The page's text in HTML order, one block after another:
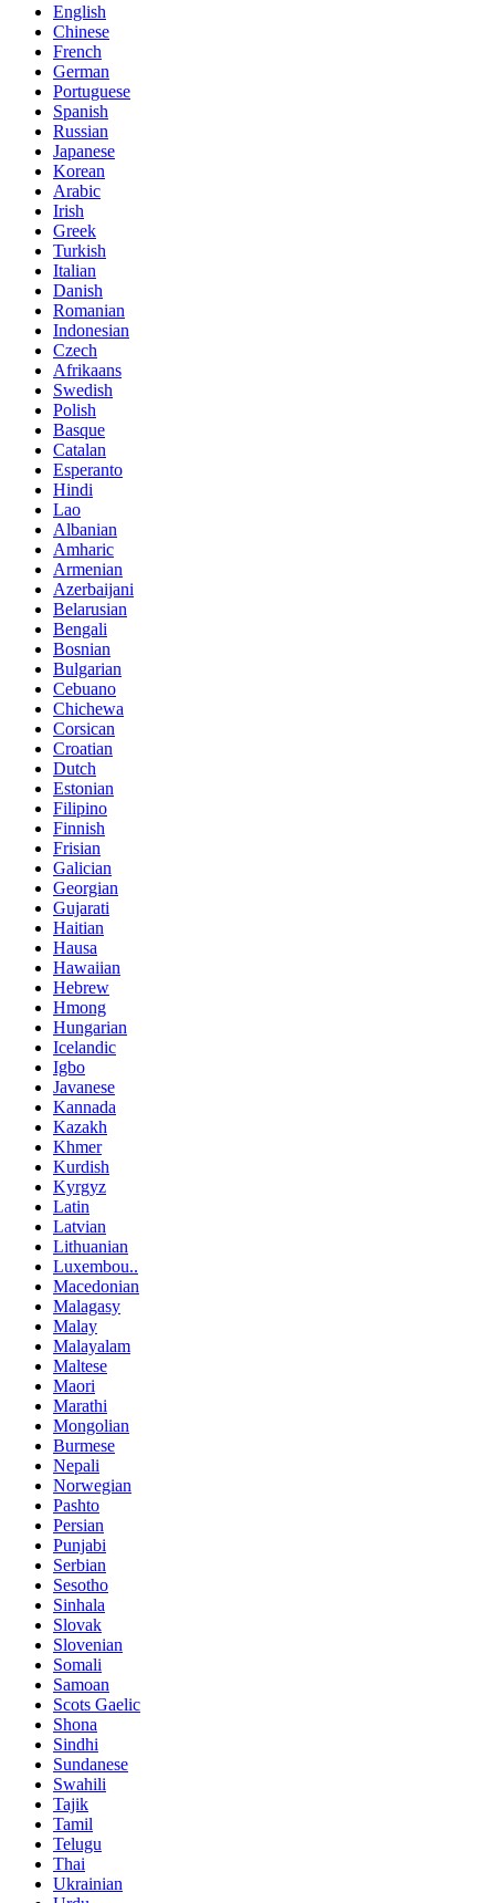
English
Chinese
French
German
Portuguese
Spanish
Russian
Japanese
Korean
Arabic
Irish
Greek
Turkish
Italian
Danish
Romanian
Indonesian
Czech
Afrikaans
Swedish
Polish
Basque
Catalan
Esperanto
Hindi
Lao
Albanian
Amharic
Armenian
Azerbaijani
Belarusian
Bengali
Bosnian
Bulgarian
Cebuano
Chichewa
Corsican
Croatian
Dutch
Estonian
Filipino
Finnish
Frisian
Galician
Georgian
Gujarati
Haitian
Hausa
Hawaiian
Hebrew
Hmong
Hungarian
Icelandic
Igbo
Javanese
Kannada
Kazakh
Khmer
Kurdish
Kyrgyz
Latin
Latvian
Lithuanian
Luxembou..
Macedonian
Malagasy
Malay
Malayalam
Maltese
Maori
Marathi
Mongolian
Burmese
Nepali
Norwegian
Pashto
Persian
Punjabi
Serbian
Sesotho
Sinhala
Slovak
Slovenian
Somali
Samoan
Scots Gaelic
Shona
Sindhi
Sundanese
Swahili
Tajik
Tamil
Telugu
Thai
Ukrainian